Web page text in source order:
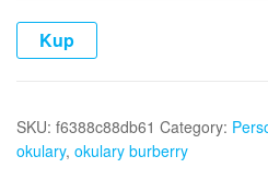
Kup
SKU: f6388c88db61 Category:
okulary, okulary burberry